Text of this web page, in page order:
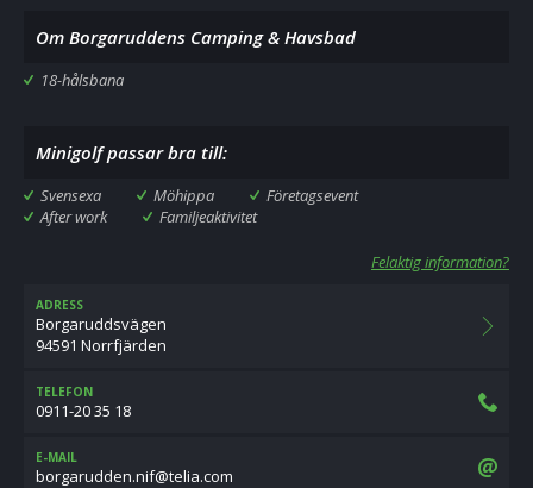
Om Borgaruddens Camping & Havsbad
18-hålsbana
Minigolf passar bra till:
Svensexa Möhippa
Företagsevent
After work
Familjeaktivitet
Felaktig information?
ADRESS
Borgaruddsvägen
94591 Norrfjärden
TELEFON
0911-20 35 18
E-MAIL
moc.ailet@fin.nedduragrob